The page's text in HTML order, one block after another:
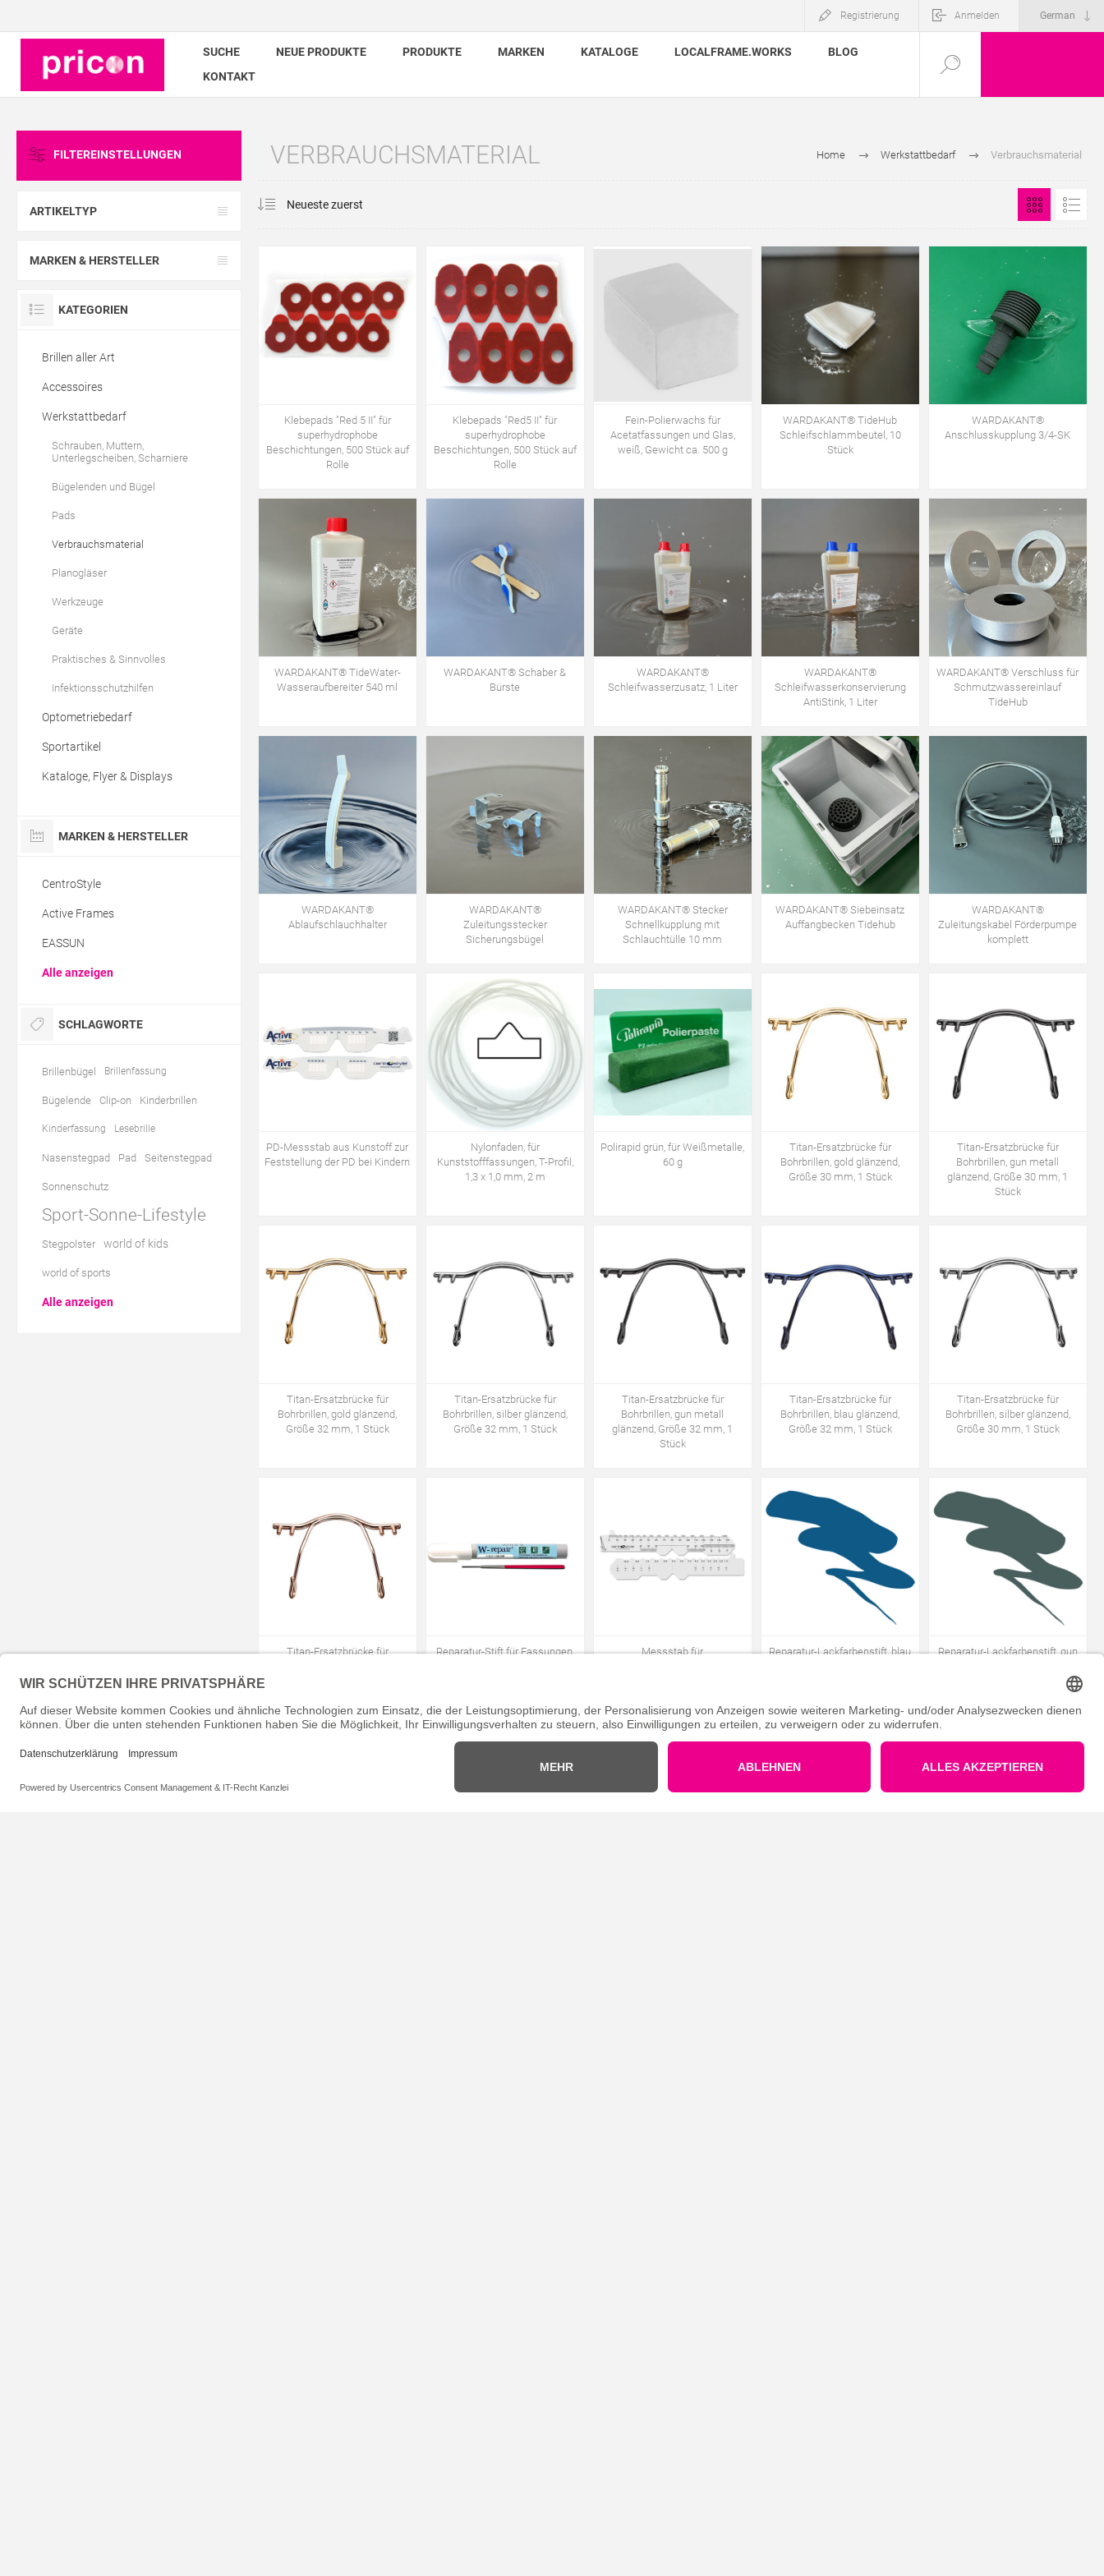
Registrierung Anmelden
SUCHE NEUE PRODUKTE PRODUKTE MARKEN KATALOGE LOCALFRAME.WORKS
BLOG
KONTAKT
Home Werkstattbedarf Verbrauchsmaterial
VERBRAUCHSMATERIAL
Klebepads "Red 5 II" für
superhydrophobe
Beschichtungen, 500 Stück auf
Rolle
Klebepads "Red5 II" für
superhydrophobe
Beschichtungen, 500 Stück auf
Rolle
Fein-Polierwachs für
Acetatfassungen und Glas,
weiß, Gewicht ca. 500 g
WARDAKANT® TideHub
Schleifschlammbeutel, 10
Stück
WARDAKANT®
Anschlusskupplung 3/4-SK
WARDAKANT® TideWater-
Wasseraufbereiter 540 ml
WARDAKANT® Schaber &
Bürste
WARDAKANT®
Schleifwasserzusatz, 1 Liter
WARDAKANT®
Schleifwasserkonservierung
AntiStink, 1 Liter
WARDAKANT® Verschluss für
Schmutzwassereinlauf
TideHub
WARDAKANT®
Ablaufschlauchhalter
WARDAKANT®
Zuleitungsstecker
Sicherungsbügel
WARDAKANT® Stecker
Schnellkupplung mit
Schlauchtülle 10 mm
WARDAKANT® Siebeinsatz
Auffangbecken Tidehub
WARDAKANT®
Zuleitungskabel Förderpumpe
komplett
PD-Messstab aus Kunstoff zur
Feststellung der PD bei Kindern
Nylonfaden, für
Kunststofffassungen, T-Profil,
1,3 x 1,0 mm, 2 m
Polirapid grün, für Weißmetalle,
60 g
Titan-Ersatzbrücke für
Bohrbrillen, gold glänzend,
Größe 30 mm, 1 Stück
Titan-Ersatzbrücke für
Bohrbrillen, gun metall
glänzend, Größe 30 mm, 1
Stück
Titan-Ersatzbrücke für
Bohrbrillen, gold glänzend,
Größe 32 mm, 1 Stück
Titan-Ersatzbrücke für
Bohrbrillen, silber glänzend,
Größe 32 mm, 1 Stück
Titan-Ersatzbrücke für
Bohrbrillen, gun metall
glänzend, Größe 32 mm, 1
Stück
Titan-Ersatzbrücke für
Bohrbrillen, blau glänzend,
Größe 32 mm, 1 Stück
Titan-Ersatzbrücke für
Bohrbrillen, silber glänzend,
Größe 30 mm, 1 Stück
Titan-Ersatzbrücke für
Reparatur-Stift für Fassungen,
Messstab für
Reparatur-Lackfarbenstift, blau
Reparatur-Lackfarbenstift, gun
FILTEREINSTELLUNGEN
ARTIKELTYP
MARKEN & HERSTELLER
KATEGORIEN
Brillen aller Art
Accessoires
Werkstattbedarf
Schrauben, Muttern,
Unterlegscheiben, Scharniere
Bügelenden und Bügel
Pads
Verbrauchsmaterial
Planogläser
Werkzeuge
Geräte
Praktisches & Sinnvolles
Infektionsschutzhilfen
Optometriebedarf
Sportartikel
Kataloge, Flyer & Displays
MARKEN & HERSTELLER
CentroStyle
Active Frames
EASSUN
Alle anzeigen
SCHLAGWORTE
Brillenbügel Brillenfassung
Bügelende Clip-on Kinderbrillen
Kinderfassung Lesebrille
Nasenstegpad Pad Seitenstegpad
Sonnenschutz
Sport-Sonne-Lifestyle
Stegpolster world of kids
world of sports
Alle anzeigen